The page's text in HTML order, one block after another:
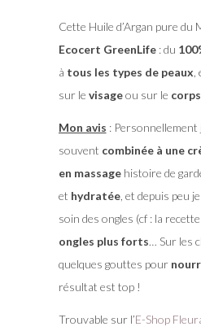
Cette Huile d’Argan pure du
Ecocert GreenLife: du
à tous les types de peaux
sur le visageou sur le corps
Mon avis : Personnellement
souvent combinée à une
en massagehistoire de
et hydratée, et depuis peu
soin des ongles (cf : la
ongles plus forts… Sur les
quelques gouttes pour
résultat est top !
Trouvable sur l’E-Shop